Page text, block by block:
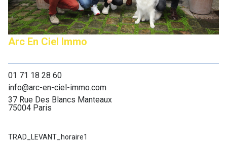
Arc En Ciel Immo
01 71 18 28 60
info@arc-en-ciel-immo.com
37 Rue Des Blancs Manteaux
75004 Paris
TRAD_LEVANT_horaire1